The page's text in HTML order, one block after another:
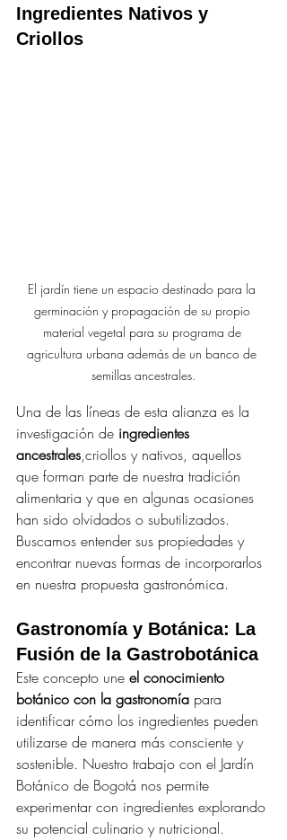
Ingredientes Nativos y
Criollos
El jardín tiene un espacio destinado para la
germinación y propagación de su propio
material vegetal para su programa de
agricultura urbana además de un banco de
semillas ancestrales.
Una de las líneas de esta alianza es la
investigación de ingredientes
ancestrales,criollos y nativos, aquellos
que forman parte de nuestra tradición
alimentaria y que en algunas ocasiones
han sido olvidados o subutilizados.
Buscamos entender sus propiedades y
encontrar nuevas formas de incorporarlos
en nuestra propuesta gastronómica.
Gastronomía y Botánica: La
Fusión de la Gastrobotánica
Este concepto une el conocimiento
botánico con la gastronomía para
identificar cómo los ingredientes pueden
utilizarse de manera más consciente y
sostenible. Nuestro trabajo con el Jardín
Botánico de Bogotá nos permite
experimentar con ingredientes explorando
su potencial culinario y nutricional.